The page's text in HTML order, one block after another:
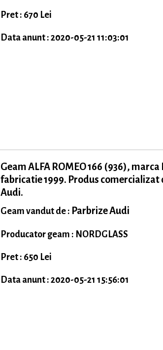
Pret : 670 Lei
Data anunt : 2020-05-21 11:03:01
Geam ALFA ROMEO 166 (936), marca
fabricatie 1999. Produs comercializat
Audi.
Geam vandut de : Parbrize Audi
Producator geam : NORDGLASS
Pret : 650 Lei
Data anunt : 2020-05-21 15:56:01